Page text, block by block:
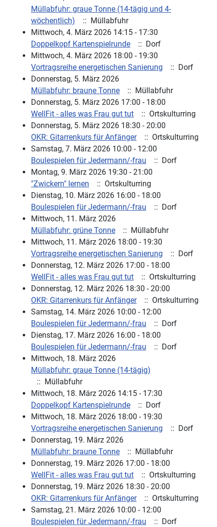
Müllabfuhr: graue Tonne (14-tägig und 4-
wöchentlich)
:: Müllabfuhr
Mittwoch, 4. März 2026 14:15 - 17:30
Doppelkopf Kartenspielrunde
:: Dorf
Mittwoch, 4. März 2026 18:00 - 19:30
Vortragsreihe energetischen Sanierung
:: Dorf
Donnerstag, 5. März 2026
Müllabfuhr: braune Tonne
:: Müllabfuhr
Donnerstag, 5. März 2026 17:00 - 18:00
WellFit - alles was Frau gut tut
:: Ortskulturring
Donnerstag, 5. März 2026 18:30 - 20:00
OKR: Gitarrenkurs für Anfänger
:: Ortskulturring
Samstag, 7. März 2026 10:00 - 12:00
Boulespielen für Jedermann/-frau
:: Dorf
Montag, 9. März 2026 19:30 - 21:00
"Zwickern" lernen
:: Ortskulturring
Dienstag, 10. März 2026 16:00 - 18:00
Boulespielen für Jedermann/-frau
:: Dorf
Mittwoch, 11. März 2026
Müllabfuhr: grüne Tonne
:: Müllabfuhr
Mittwoch, 11. März 2026 18:00 - 19:30
Vortragsreihe energetischen Sanierung
:: Dorf
Donnerstag, 12. März 2026 17:00 - 18:00
WellFit - alles was Frau gut tut
:: Ortskulturring
Donnerstag, 12. März 2026 18:30 - 20:00
OKR: Gitarrenkurs für Anfänger
:: Ortskulturring
Samstag, 14. März 2026 10:00 - 12:00
Boulespielen für Jedermann/-frau
:: Dorf
Dienstag, 17. März 2026 16:00 - 18:00
Boulespielen für Jedermann/-frau
:: Dorf
Mittwoch, 18. März 2026
Müllabfuhr: graue Tonne (14-tägig)
:: Müllabfuhr
Mittwoch, 18. März 2026 14:15 - 17:30
Doppelkopf Kartenspielrunde
:: Dorf
Mittwoch, 18. März 2026 18:00 - 19:30
Vortragsreihe energetischen Sanierung
:: Dorf
Donnerstag, 19. März 2026
Müllabfuhr: braune Tonne
:: Müllabfuhr
Donnerstag, 19. März 2026 17:00 - 18:00
WellFit - alles was Frau gut tut
:: Ortskulturring
Donnerstag, 19. März 2026 18:30 - 20:00
OKR: Gitarrenkurs für Anfänger
:: Ortskulturring
Samstag, 21. März 2026 10:00 - 12:00
Boulespielen für Jedermann/-frau
:: Dorf